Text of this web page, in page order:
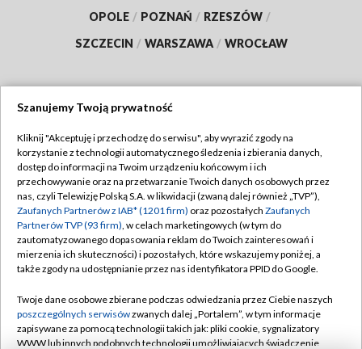
OPOLE / POZNAŃ / RZESZÓW /
SZCZECIN / WARSZAWA / WROCŁAW
TVP
Abonament TVP
Emisja w TVP
Centrum informacji TVP
Naziemna Telewizja Cyfrowa
Rada Programowa
System NOS
Regulamin TVP
Polityka prywatności
Moje zgody
Pomoc
Kontakt
Szanujemy Twoją prywatność
Kliknij "Akceptuję i przechodzę do serwisu", aby wyrazić zgody na
korzystanie z technologii automatycznego śledzenia i zbierania danych,
dostęp do informacji na Twoim urządzeniu końcowym i ich
przechowywanie oraz na przetwarzanie Twoich danych osobowych przez
nas, czyli Telewizję Polską S.A. w likwidacji (zwaną dalej również „TVP”),
Zaufanych Partnerów z IAB* (1201 firm) oraz pozostałych Zaufanych
Partnerów TVP (93 firm), w celach marketingowych (w tym do
zautomatyzowanego dopasowania reklam do Twoich zainteresowań i
mierzenia ich skuteczności) i pozostałych, które wskazujemy poniżej, a
także zgody na udostępnianie przez nas identyfikatora PPID do Google.
Twoje dane osobowe zbierane podczas odwiedzania przez Ciebie naszych
poszczególnych serwisówzwanych dalej „Portalem”, w tym informacje
zapisywane za pomocą technologii takich jak: pliki cookie, sygnalizatory
WWW lub innych podobnych technologii umożliwiających świadczenie